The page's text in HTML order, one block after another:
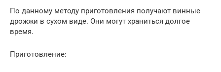
По данному методу приготовления получают винные
дрожжи в сухом виде. Они могут храниться долгое
время.
Приготовление: